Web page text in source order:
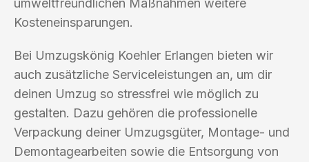
umweltfreundlichen Maßnahmen weitere
Kosteneinsparungen.
Bei Umzugskönig Koehler Erlangen bieten wir
auch zusätzliche Serviceleistungen an, um dir
deinen Umzug so stressfrei wie möglich zu
gestalten. Dazu gehören die professionelle
Verpackung deiner Umzugsgüter, Montage- und
Demontagearbeiten sowie die Entsorgung von